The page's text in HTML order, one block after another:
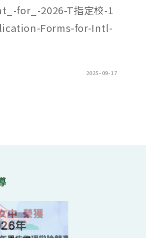
for_-2026-T指定校-1
Forms-for-Intl-
2025-09-17